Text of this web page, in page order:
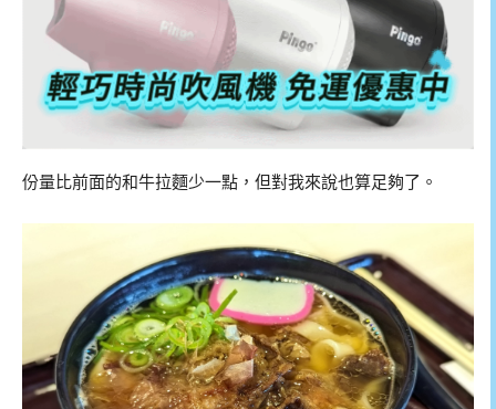
份量比前面的和牛拉麵少一點，但對我來說也算足夠了。